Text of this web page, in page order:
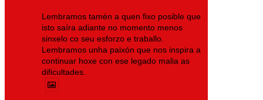
Lembramos tamén a quen fixo posible que
isto saíra adiante no momento menos
sinxelo co seu esforzo e traballo.
Lembramos unha paixón que nos inspira a
continuar hoxe con ese legado malia as
dificultades.